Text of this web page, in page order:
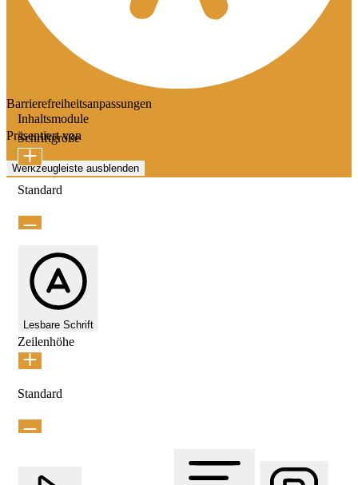
Barrierefreiheitsanpassungen
Präsentiert von
Werkzeugleiste ausblenden
Inhaltsmodule
Schriftgröße
Standard
Lesbare Schrift
Zeilenhöhe
Standard